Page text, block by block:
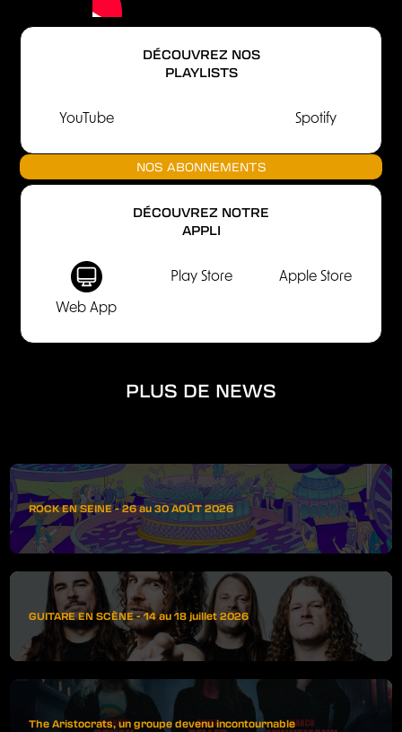
DÉCOUVREZ NOS
PLAYLISTS
YouTube Spotify
NOS ABONNEMENTS
DÉCOUVREZ NOTRE
APPLI
Web App
Play Store Apple Store
PLUS DE NEWS
ROCK EN SEINE - 26 au 30 AOÛT 2026
GUITARE EN SCÈNE - 14 au 18 juillet 2026
The Aristocrats, un groupe devenu incontournable